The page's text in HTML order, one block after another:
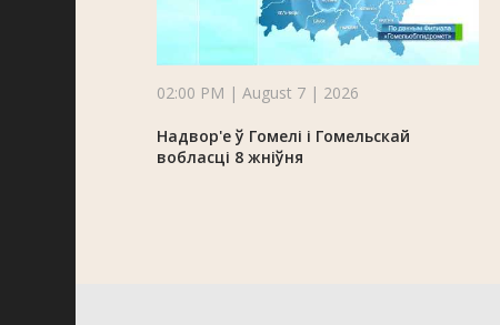
02:00 PM | August 7 | 2026
Надвор'е ў Гомелі і Гомельскай
вобласці 8 жніўня